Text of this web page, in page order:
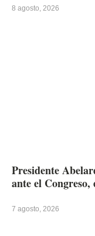
8 agosto, 2026
Presidente
ante el
7 agosto, 2026